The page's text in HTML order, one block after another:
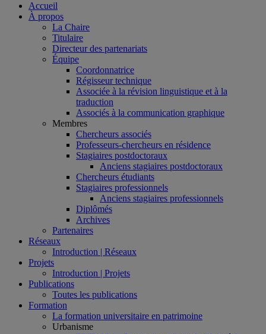
Accueil
À propos
La Chaire
Titulaire
Directeur des partenariats
Équipe
Coordonnatrice
Régisseur technique
Associée à la révision linguistique et à la
traduction
Associés à la communication graphique
Membres
Chercheurs associés
Professeurs-chercheurs en résidence
Stagiaires postdoctoraux
Anciens stagiaires postdoctoraux
Chercheurs étudiants
Stagiaires professionnels
Anciens stagiaires professionnels
Diplômés
Archives
Partenaires
Réseaux
Introduction | Réseaux
Projets
Introduction | Projets
Publications
Toutes les publications
Formation
La formation universitaire en patrimoine
Urbanisme